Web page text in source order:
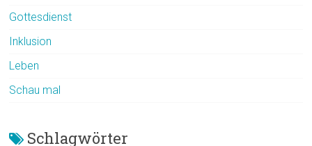
Gottesdienst
Inklusion
Leben
Schau mal
Schlagwörter